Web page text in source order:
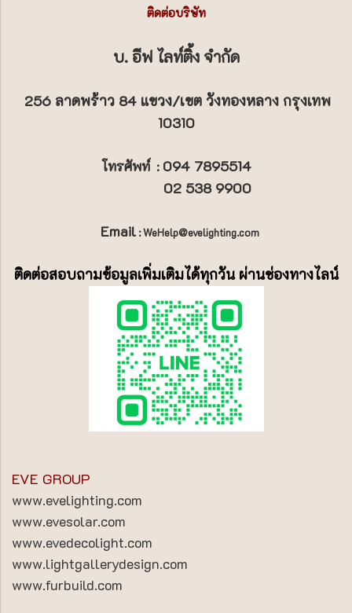
ติดต่อบริษัท
บ. อีฟ ไลท์ติ้ง จำกัด
256 ลาดพร้าว 84 แขวง/เขต วังทองหลาง กรุงเทพ
10310
โทรศัพท์: 094 7895514
02 538 9900
Email: WeHelp@evelighting.com
ติดต่อสอบถามข้อมูลเพิ่มเติมได้ทุกวัน ผ่านช่องทางไลน์
EVE GROUP
www.evelighting.com
www.evesolar.com
www.evedecolight.com
www.lightgallerydesign.com
www.furbuild.com